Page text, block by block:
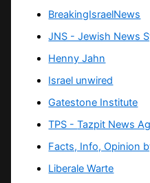
BreakingIsraelNews
JNS - Jewish News
Henny Jahn
Israel unwired
Gatestone Institute
TPS -Tazpit News
Facts, Info, Opinion
Liberale Warte